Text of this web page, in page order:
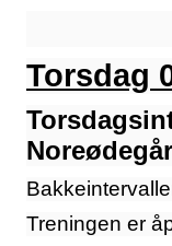
Torsdag
Treningen er